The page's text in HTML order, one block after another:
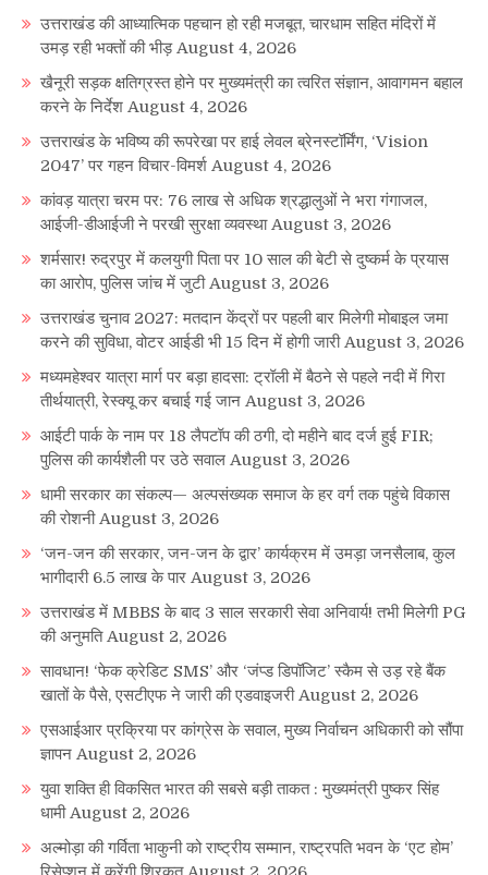
उत्तराखंड की आध्यात्मिक पहचान हो रही मजबूत, चारधाम सहित मंदिरों में
उमड़ रही भक्तों की भीड़ August 4, 2026
खैनूरी सड़क क्षतिग्रस्त होने पर मुख्यमंत्री का त्वरित संज्ञान, आवागमन बहाल
करने के निर्देश August 4, 2026
उत्तराखंड के भविष्य की रूपरेखा पर हाई लेवल ब्रेनस्टॉर्मिंग, ‘Vision
2047’ पर गहन विचार-विमर्श August 4, 2026
कांवड़ यात्रा चरम पर: 76 लाख से अधिक श्रद्धालुओं ने भरा गंगाजल,
आईजी-डीआईजी ने परखी सुरक्षा व्यवस्था August 3, 2026
शर्मसार! रुद्रपुर में कलयुगी पिता पर 10 साल की बेटी से दुष्कर्म के प्रयास
का आरोप, पुलिस जांच में जुटी August 3, 2026
उत्तराखंड चुनाव 2027: मतदान केंद्रों पर पहली बार मिलेगी मोबाइल जमा
करने की सुविधा, वोटर आईडी भी 15 दिन में होगी जारी August 3, 2026
मध्यमहेश्वर यात्रा मार्ग पर बड़ा हादसा: ट्रॉली में बैठने से पहले नदी में गिरा
तीर्थयात्री, रेस्क्यू कर बचाई गई जान August 3, 2026
आईटी पार्क के नाम पर 18 लैपटॉप की ठगी, दो महीने बाद दर्ज हुई FIR;
पुलिस की कार्यशैली पर उठे सवाल August 3, 2026
धामी सरकार का संकल्प— अल्पसंख्यक समाज के हर वर्ग तक पहुंचे विकास
की रोशनी August 3, 2026
‘जन-जन की सरकार, जन-जन के द्वार’ कार्यक्रम में उमड़ा जनसैलाब, कुल
भागीदारी 6.5 लाख के पार August 3, 2026
उत्तराखंड में MBBS के बाद 3 साल सरकारी सेवा अनिवार्य! तभी मिलेगी PG
की अनुमति August 2, 2026
सावधान! ‘फेक क्रेडिट SMS’ और ‘जंप्ड डिपॉजिट’ स्कैम से उड़ रहे बैंक
खातों के पैसे, एसटीएफ ने जारी की एडवाइजरी August 2, 2026
एसआईआर प्रक्रिया पर कांग्रेस के सवाल, मुख्य निर्वाचन अधिकारी को सौंपा
ज्ञापन August 2, 2026
युवा शक्ति ही विकसित भारत की सबसे बड़ी ताकत : मुख्यमंत्री पुष्कर सिंह
धामी August 2, 2026
अल्मोड़ा की गर्विता भाकुनी को राष्ट्रीय सम्मान, राष्ट्रपति भवन के ‘एट होम’